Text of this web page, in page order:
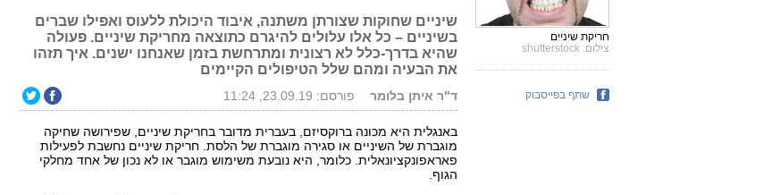
שיניים שחוקות שצורתן משתנה, איבוד היכולת ללעוס ואפילו שברים
בשיניים – כל אלו עלולים להיגרם כתוצאה מחריקת שיניים. פעולה
שהיא בדרך-כלל לא רצונית ומתרחשת בזמן שאנחנו ישנים. איך תזהו
את הבעיה ומהם שלל הטיפולים הקיימים
ד"ר איתן בלומר פורסם: 23.09.19, 11:24
באנגלית היא מכונה ברוקסיזם, בעברית מדובר בחריקת שיניים, שפירושה שחיקה
מוגברת של השיניים או סגירה מוגברת של הלסת. חריקת שיניים נחשבת לפעילות
פאראפונקציונאלית. כלומר, היא נובעת משימוש מוגבר או לא נכון של אחד מחלקי
הגוף.
חריקת שיניים
צילום: shutterstock
שתף בפייסבוק